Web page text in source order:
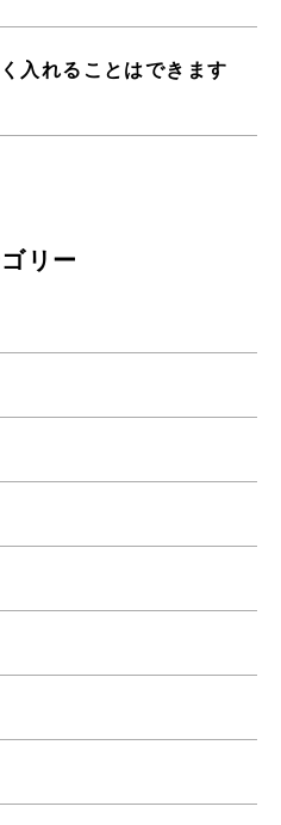
入れることはできます
リー